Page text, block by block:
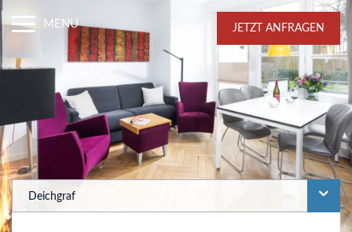
MENU JETZT ANFRAGEN
Deichgraf